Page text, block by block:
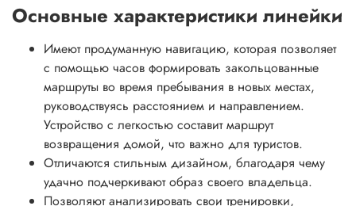
Основные характеристики линейки
Имеют продуманную навигацию, которая позволяет
с помощью часов формировать закольцованные
маршруты во время пребывания в новых местах,
руководствуясь расстоянием и направлением.
Устройство с легкостью составит маршрут
возвращения домой, что важно для туристов.
Отличаются стильным дизайном, благодаря чему
удачно подчеркивают образ своего владельца.
Позволяют анализировать свои тренировки,